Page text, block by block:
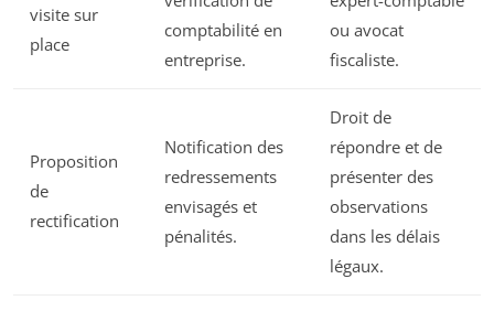
visite sur
place
comptabilité en
entreprise.
ou avocat
fiscaliste.
Proposition
de
rectification
Notification des
redressements
envisagés et
pénalités.
Droit de
répondre et de
présenter des
observations
dans les délais
légaux.